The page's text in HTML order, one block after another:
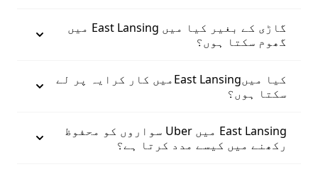
گاڑی کے بغیر کیا میں East Lansing میں
گھوم سکتا ہوں؟
کیا میںEast Lansingمیں کار کرایہ پر لے
سکتا ہوں؟
East Lansing میں Uber سواروں کو محفوظ
رکھنے میں کیسے مدد کرتا ہے؟